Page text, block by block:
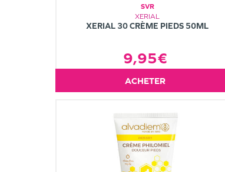
SVR
XERIAL
XERIAL 30 CRÈME PIEDS 50ML
9,95€
ACHETER